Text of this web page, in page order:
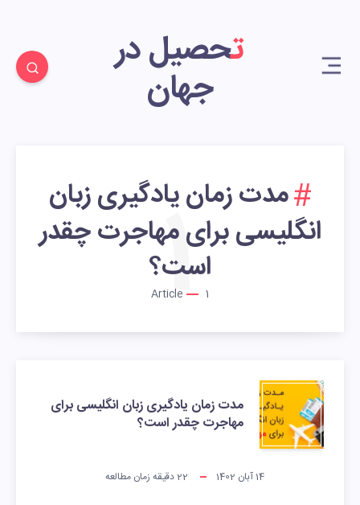
تحصیل در
جهان
مدت زمان یادگیری زبان
انگلیسی برای مهاجرت چقدر
است؟
1
1
مدت زمان یادگیری زبان انگلیسی برای
مهاجرت چقدر است؟
14 آبان 1402 22دقیقه زمان مطالعه